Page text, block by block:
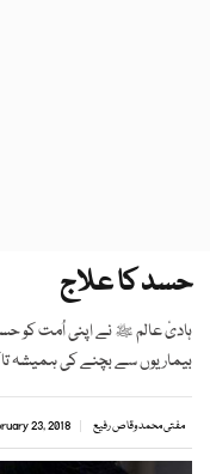
حسد کا علاج
ہادیٔ عالم ﷺ نے اپنی اُمت کو
بیماریوں سے بچنے کی ہمیشہ
مفتی محمد وقاص رفیع 23, 2018